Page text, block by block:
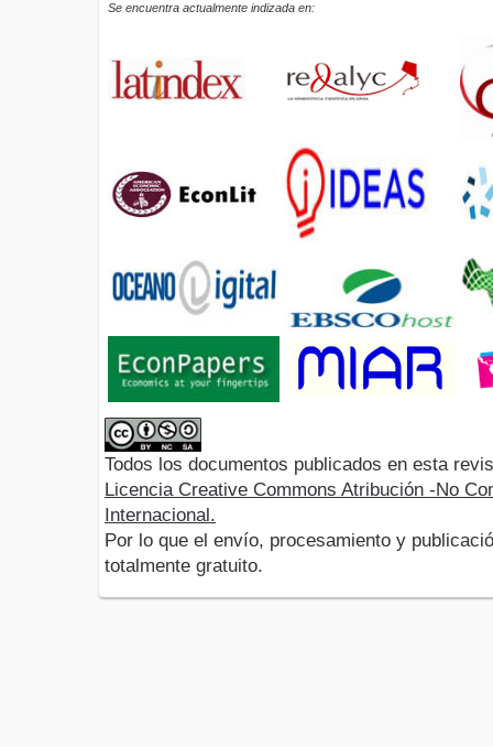
Se encuentra actualmente indizada en:
Todos los documentos publicados en esta
Licencia Creative Commons Atribución -No
Internacional.
Por lo que el envío, procesamiento y
totalmente gratuito.